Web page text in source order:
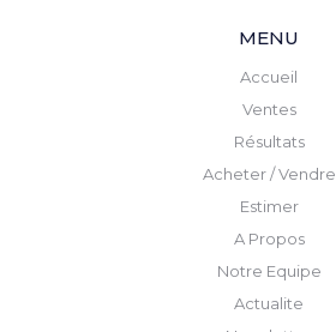
MENU
Accueil
Ventes
Résultats
Acheter / Vendre
Estimer
A Propos
Notre Equipe
Actualite